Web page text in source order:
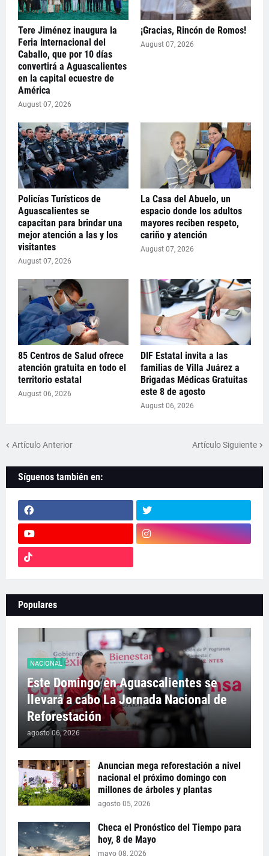
Tere Jiménez inaugura la
Feria Internacional del
Caballo, que por 10 días
convertirá a Aguascalientes
en la capital ecuestre de
América
August 07, 2026
¡Gracias, Rincón de Romos!
August 07, 2026
Policías Turísticos de
Aguascalientes se
capacitan para brindar una
mejor atención a las y los
visitantes
August 07, 2026
La Casa del Abuelo, un
espacio donde los adultos
mayores reciben respeto,
cariño y atención
August 07, 2026
85 Centros de Salud ofrece
atención gratuita en todo el
territorio estatal
August 06, 2026
DIF Estatal invita a las
familias de Villa Juárez a
Brigadas Médicas Gratuitas
este 8 de agosto
August 06, 2026
Artículo Anterior Artículo Siguiente
Síguenos también en:
Populares
NACIONAL
Este Domingo en Aguascalientes se
llevará a cabo La Jornada Nacional de
Reforestación
agosto 06, 2026
Anuncian mega reforestación a nivel
nacional el próximo domingo con
millones de árboles y plantas
agosto 05, 2026
Checa el Pronóstico del Tiempo para
hoy, 8 de Mayo
mayo 08, 2026